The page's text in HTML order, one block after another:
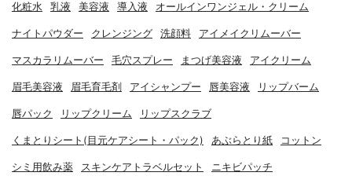
化粧水 乳液 美容液 導入液 オールインワンジェル・クリーム
ナイトパウダー クレンジング 洗顔料 アイメイクリムーバー
マスカラリムーバー 毛穴スプレー まつげ美容液 アイクリーム
眉毛美容液 眉毛育毛剤 アイシャンプー 唇美容液 リップバーム
唇パック リップクリーム リップスクラブ
くまとりシート(目元ケアシート・パック) あぶらとり紙 コットン
シミ用飲み薬 スキンケアトラベルセット ニキビパッチ